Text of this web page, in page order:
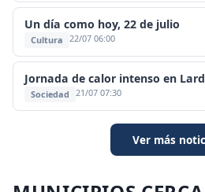
Un día como hoy, 22 de julio
Cultura 22/07 06:00
Jornada de calor intenso en
Sociedad 21/07 07:30
Ver más